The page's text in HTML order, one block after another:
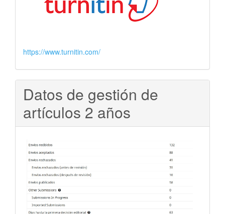
https://www.turnitin.com/
Datos de gestión de
artículos 2 años